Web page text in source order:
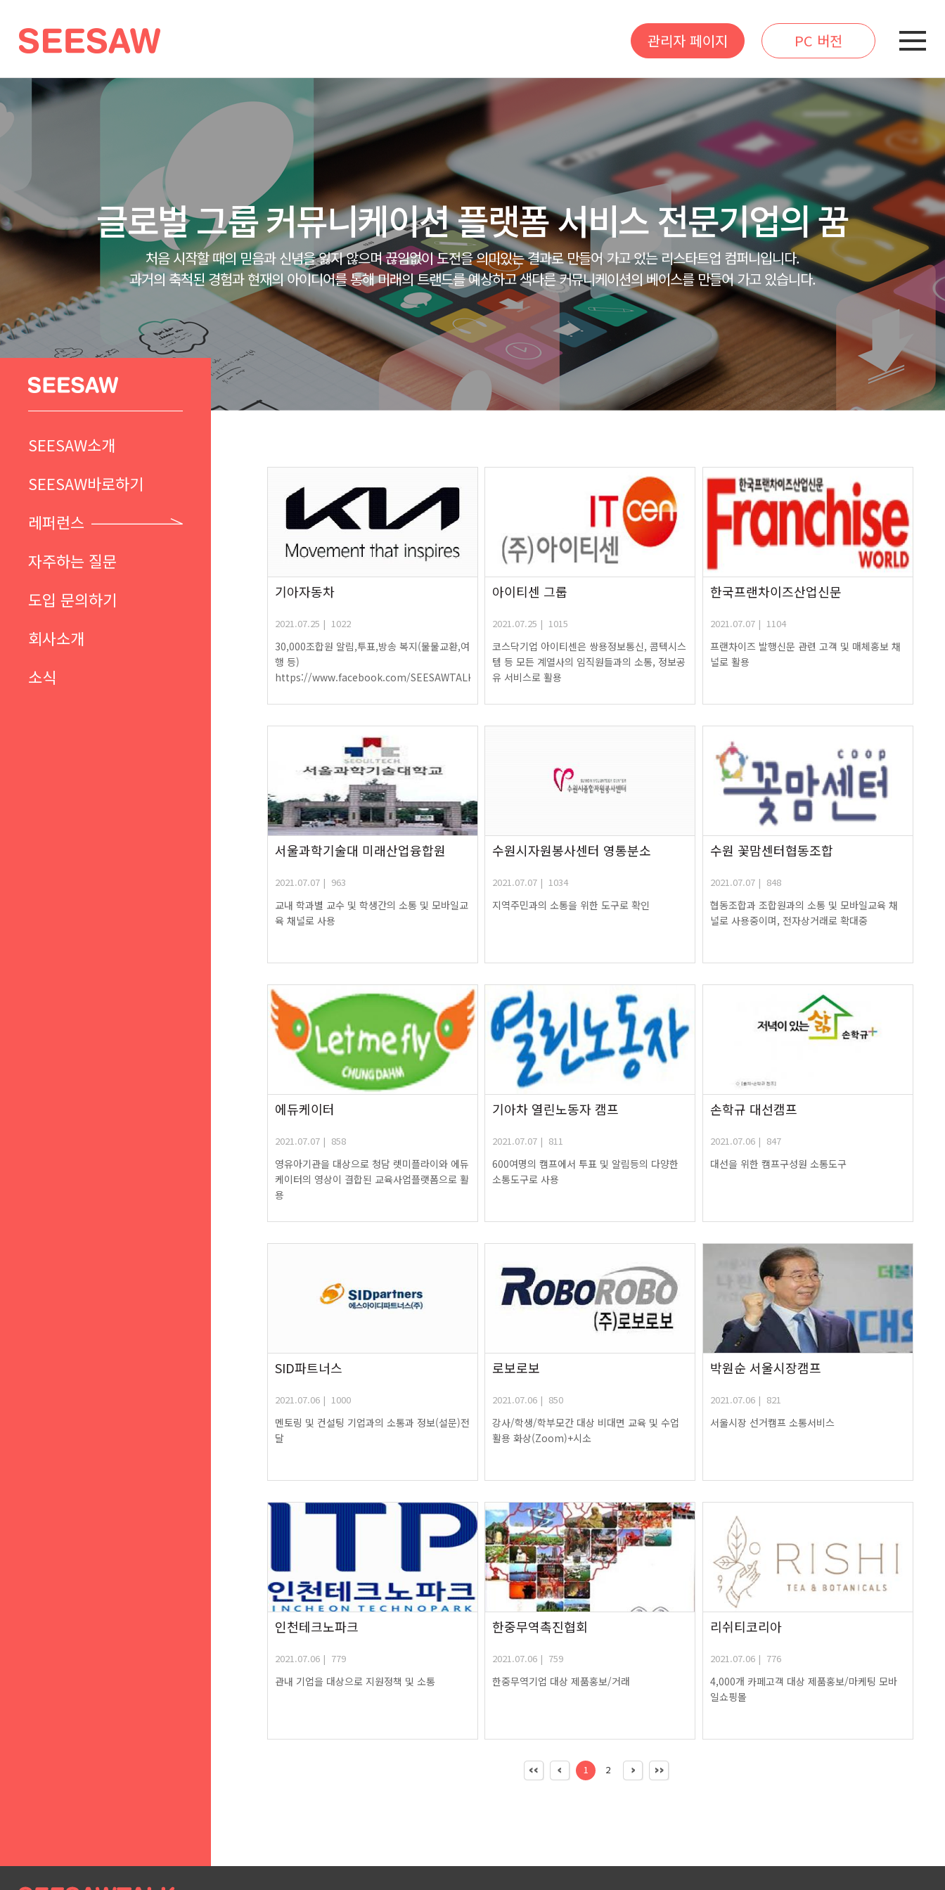
관리자 페이지 PC 버전
글로벌 그룹 커뮤니케이션 플랫폼 서비스 전문기업의 꿈
처음 시작할 때의 믿음과 신념을 잃지 않으며 끊임없이 도전을 의미있는 결과로 만들어 가고 있는 리스타트업 컴퍼니입니다.
과거의 축척된 경험과 현재의 아이디어를 통해 미래의 트랜드를 예상하고 색다른 커뮤니케이션의 베이스를 만들어 가고 있습니다.
SEESAW소개
SEESAW바로하기
레퍼런스
자주하는 질문
도입 문의하기
회사소개
소식
기아자동차
2021.07.25 | 1022
30,000조합원 알림,투표,방송 복지(물물교환,여
행 등)
https://www.facebook.com/SEESAWTALK/videos/1252683905121311/
아이티센 그룹
2021.07.25 | 1015
코스닥기업 아이티센은 쌍용정보통신, 콤텍시스
템 등 모든 계열사의 임직원들과의 소통, 정보공
유 서비스로 활용
한국프랜차이즈산업신문
2021.07.07 | 1104
프랜차이즈 발행신문 관련 고객 및 매체홍보 채
널로 활용
서울과학기술대 미래산업융합원
2021.07.07 | 963
교내 학과별 교수 및 학생간의 소통 및 모바일교
육 채널로 사용
수원시자원봉사센터 영통분소
2021.07.07 | 1034
지역주민과의 소통을 위한 도구로 확인
수원 꽃맘센터협동조합
2021.07.07 | 848
협동조합과 조합원과의 소통 및 모바일교육 채
널로 사용중이며, 전자상거래로 확대중
에듀케이터
2021.07.07 | 858
영유아기관을 대상으로 청담 렛미플라이와 에듀
케이터의 영상이 결합된 교육사업플랫폼으로 활
용
기아차 열린노동자 캠프
2021.07.07 | 811
600여명의 캠프에서 투표 및 알림등의 다양한
소통도구로 사용
손학규 대선캠프
2021.07.06 | 847
대선을 위한 캠프구성원 소통도구
SID파트너스
2021.07.06 | 1000
멘토링 및 컨설팅 기업과의 소통과 정보(설문)전
달
로보로보
2021.07.06 | 850
강사/학생/학부모간 대상 비대면 교육 및 수업
활용 화상(Zoom)+시소
박원순 서울시장캠프
2021.07.06 | 821
서울시장 선거캠프 소통서비스
인천테크노파크
2021.07.06 | 779
관내 기업을 대상으로 지원정책 및 소통
한중무역촉진협회
2021.07.06 | 759
한중무역기업 대상 제품홍보/거래
리쉬티코리아
2021.07.06 | 776
4,000개 카페고객 대상 제품홍보/마케팅 모바
일쇼핑몰
1 2